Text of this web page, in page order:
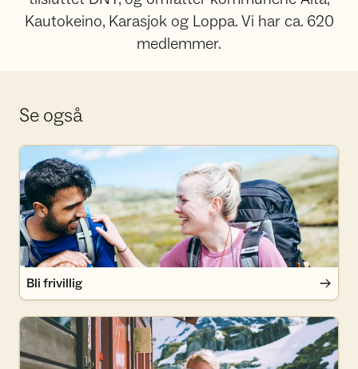
Kautokeino, Karasjok og Loppa. Vi har ca. 620
medlemmer.
Se også
Bli frivillig
Bli frivillig
Bli medlem